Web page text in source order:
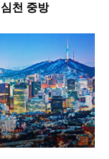
심천 중방